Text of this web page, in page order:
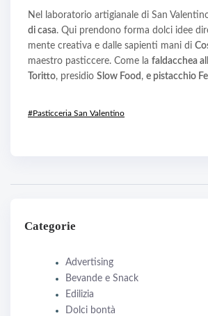
Nel laboratorio artigianale di San
di casa. Qui prendono forma dolci idee
mente creativa e dalle sapienti mani di
maestro pasticcere. Come la faldacchea
Toritto, presidio Slow Food , e pistacchio
#Pasticceria San Valentino
Categorie
Advertising
Bevande e Snack
Edilizia
Dolci bontà